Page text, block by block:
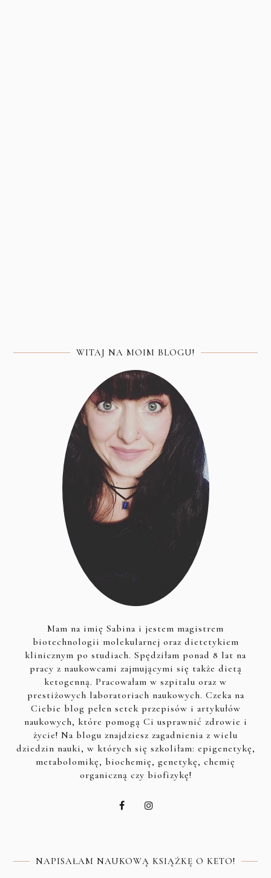
WITAJ NA MOIM BLOGU!
Mam na imię Sabina i jestem magistrem
biotechnologii molekularnej oraz dietetykiem
klinicznym po studiach. Spędziłam ponad 8 lat na
pracy z naukowcami zajmującymi się także dietą
ketogenną. Pracowałam w szpitalu oraz w
prestiżowych laboratoriach naukowych. Czeka na
Ciebie blog pełen setek przepisów i artykułów
naukowych, które pomogą Ci usprawnić zdrowie i
życie! Na blogu znajdziesz zagadnienia z wielu
dziedzin nauki, w których się szkoliłam: epigenetykę,
metabolomikę, biochemię, genetykę, chemię
organiczną czy biofizykę!
NAPISAŁAM NAUKOWĄ KSIĄŻKĘ O KETO!